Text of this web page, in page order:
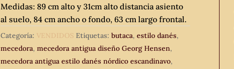
Medidas: 89 cm alto y 31cm alto distancia asiento
al suelo, 84 cm ancho o fondo, 63 cm largo frontal.
Categoría: VENDIDOS Etiquetas:butaca,estilo danés,
mecedora,mecedora antigua diseño Georg Hensen,
mecedora antigua estilo danés nórdico escandinavo,